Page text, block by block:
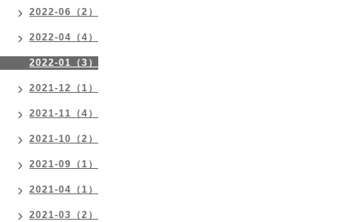
2022-06（2）
2022-04（4）
2022-01（3）
2021-12（1）
2021-11（4）
2021-10（2）
2021-09（1）
2021-04（1）
2021-03（2）